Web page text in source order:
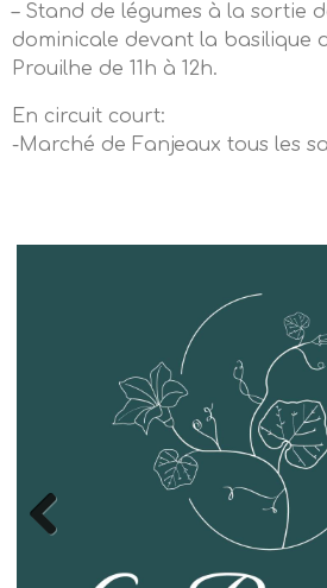
– Stand de légumes à la sortie
dominicale devant la basilique
Prouilhe de 11h à 12h.
En circuit court:
-Marché de Fanjeaux tous les